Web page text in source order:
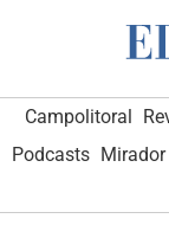
Campolitoral
Podcasts